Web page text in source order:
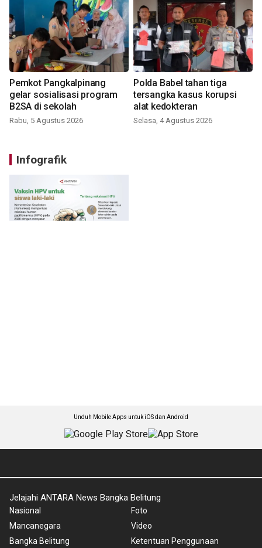
Pemkot Pangkalpinang
gelar sosialisasi program
B2SA di sekolah
Rabu, 5 Agustus 2026
Polda Babel tahan tiga
tersangka kasus korupsi
alat kedokteran
Selasa, 4 Agustus 2026
Infografik
Unduh Mobile Apps untuk iOS dan Android
Jelajahi ANTARA News Bangka Belitung
Nasional
Mancanegara
Bangka Belitung
Foto
Video
Ketentuan Penggunaan